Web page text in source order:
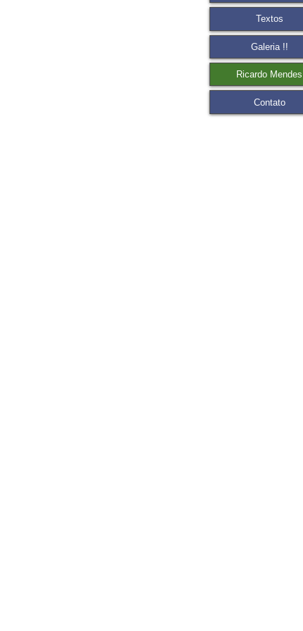
Textos
Galeria !!
Ricardo Mendes
Contato